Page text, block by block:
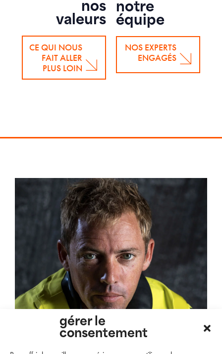
gérer le
consentement
nos
valeurs
CE QUI NOUS
FAIT ALLER
PLUS LOIN
notre
équipe
NOS EXPERTS
ENGAGÉS